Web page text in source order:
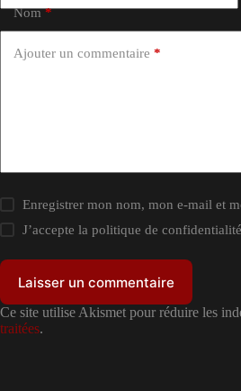
Nom*
Ajouter un commentaire *
Enregistrer mon nom, mon e-mail et
J’accepte lapolitique de confidentialité
Laisser un commentaire
Ce site utilise Akismet pour réduire les
traitées.